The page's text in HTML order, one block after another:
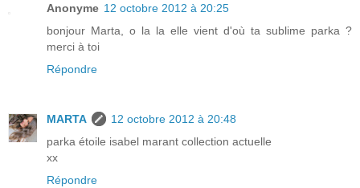
Anonyme 12 octobre 2012 à 20:25
bonjour Marta, o la la elle vient d'où ta sublime parka ?
merci à toi
Répondre
MARTA
12 octobre 2012 à 20:48
parka étoile isabel marant collection actuelle
xx
Répondre